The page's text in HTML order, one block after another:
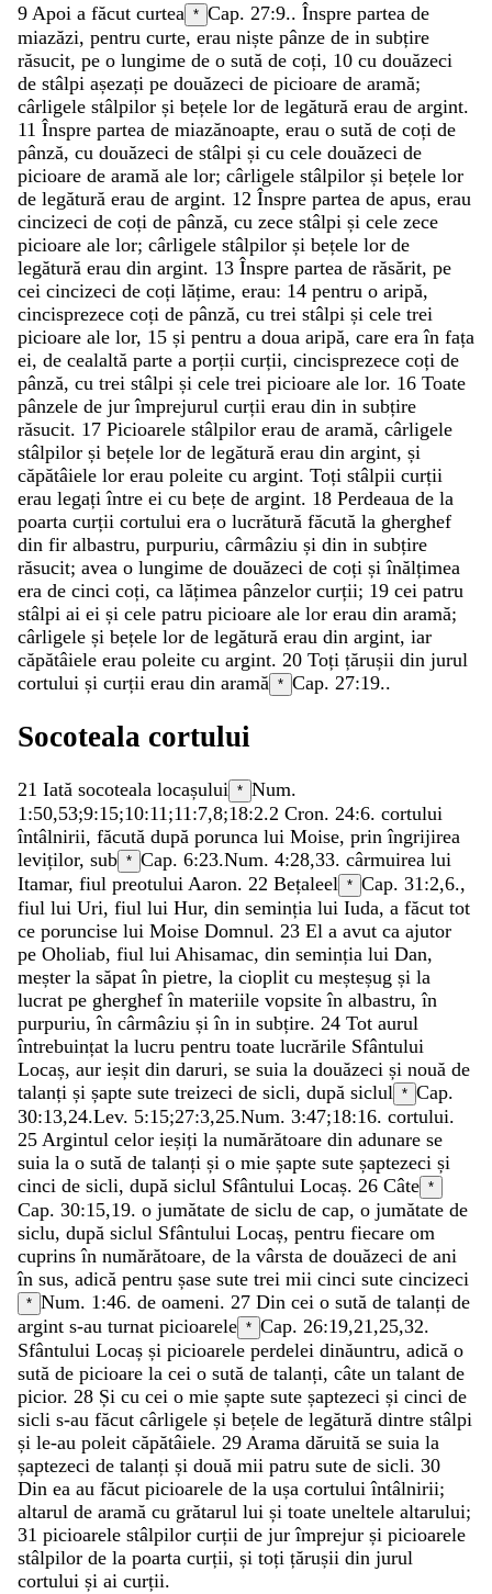
9 Apoi a făcut curtea * Cap. 27:9.. Înspre partea de
miazăzi, pentru curte, erau niște pânze de in subțire
răsucit, pe o lungime de o sută de coți, 10 cu douăzeci
de stâlpi așezați pe douăzeci de picioare de aramă;
cârligele stâlpilor și bețele lor de legătură erau de argint.
11 Înspre partea de miazănoapte, erau o sută de coți de
pânză, cu douăzeci de stâlpi și cu cele douăzeci de
picioare de aramă ale lor; cârligele stâlpilor și bețele lor
de legătură erau de argint. 12 Înspre partea de apus, erau
cincizeci de coți de pânză, cu zece stâlpi și cele zece
picioare ale lor; cârligele stâlpilor și bețele lor de
legătură erau din argint. 13 Înspre partea de răsărit, pe
cei cincizeci de coți lățime, erau: 14 pentru o aripă,
cincisprezece coți de pânză, cu trei stâlpi și cele trei
picioare ale lor, 15 și pentru a doua aripă, care eraîn fața
ei, de cealaltă parte a porții curții, cincisprezece coți de
pânză, cu trei stâlpi și cele trei picioare ale lor. 16 Toate
pânzele de jurîmprejurul curții erau din in subțire
răsucit. 17 Picioarele stâlpilor erau de aramă, cârligele
stâlpilor și bețele lor de legătură erau din argint, și
căpătâiele lor erau poleite cu argint. Toți stâlpii curții
erau legațiîntre ei cu bețe de argint. 18 Perdeaua de la
poarta curții cortului era o lucrătură făcută la gherghef
din fir albastru, purpuriu, cârmâziu și din in subțire
răsucit; avea o lungime de douăzeci de coți șiînălțimea
era de cinci coți, ca lățimea pânzelor curții; 19 cei patru
stâlpi ai ei și cele patru picioare ale lor erau din aramă;
cârligele și bețele lor de legătură erau din argint, iar
căpătâiele erau poleite cu argint. 20 Toți țărușii din jurul
cortului și curții erau din aramă * Cap. 27:19..
Socoteala cortului
21 Iată socoteala locașului * Num.
1:50,53;9:15;10:11;11:7,8;18:2.2 Cron. 24:6. cortului
întâlnirii, făcută după porunca lui Moise, prinîngrijirea
leviților, sub * Cap. 6:23.Num. 4:28,33. cârmuirea lui
Itamar, fiul preotului Aaron. 22 Bețaleel * Cap. 31:2,6.,
fiul lui Uri, fiul lui Hur, din seminția lui Iuda, a făcut tot
ce poruncise lui Moise Domnul. 23 El a avut ca ajutor
pe Oholiab, fiul lui Ahisamac, din seminția lui Dan,
meșter la săpatîn pietre, la cioplit cu meșteșug și la
lucrat pe gherghefîn materiile vopsiteîn albastru,în
purpuriu,în cârmâziu șiîn in subțire. 24 Tot aurul
întrebuințat la lucru pentru toate lucrările Sfântului
Locaș, aur ieșit din daruri, se suia la douăzeci și nouă de
talanți și șapte sute treizeci de sicli, după siclul * Cap.
30:13,24.Lev. 5:15;27:3,25.Num. 3:47;18:16. cortului.
25 Argintul celor ieșiți la numărătoare din adunare se
suia la o sută de talanți și o mie șapte sute șaptezeci și
cinci de sicli, după siclul Sfântului Locaș. 26 Câte *
Cap. 30:15,19. o jumătate de siclu de cap, o jumătate de
siclu, după siclul Sfântului Locaș, pentru fiecare om
cuprinsîn numărătoare, de la vârsta de douăzeci de ani
în sus, adică pentru șase sute trei mii cinci sute cincizeci
* Num. 1:46. de oameni. 27 Din cei o sută de talanți de
argint s-au turnat picioarele * Cap. 26:19,21,25,32.
Sfântului Locaș și picioarele perdelei dinăuntru, adică o
sută de picioare la cei o sută de talanți, câte un talant de
picior. 28 Și cu cei o mie șapte sute șaptezeci și cinci de
sicli s-au făcut cârligele și bețele de legătură dintre stâlpi
și le-au poleit căpătâiele. 29 Arama dăruită se suia la
șaptezeci de talanți și două mii patru sute de sicli. 30
Din ea au făcut picioarele de la ușa cortuluiîntâlnirii;
altarul de aramă cu grătarul lui și toate uneltele altarului;
31 picioarele stâlpilor curții de jurîmprejur și picioarele
stâlpilor de la poarta curții, și toți țărușii din jurul
cortului și ai curții.